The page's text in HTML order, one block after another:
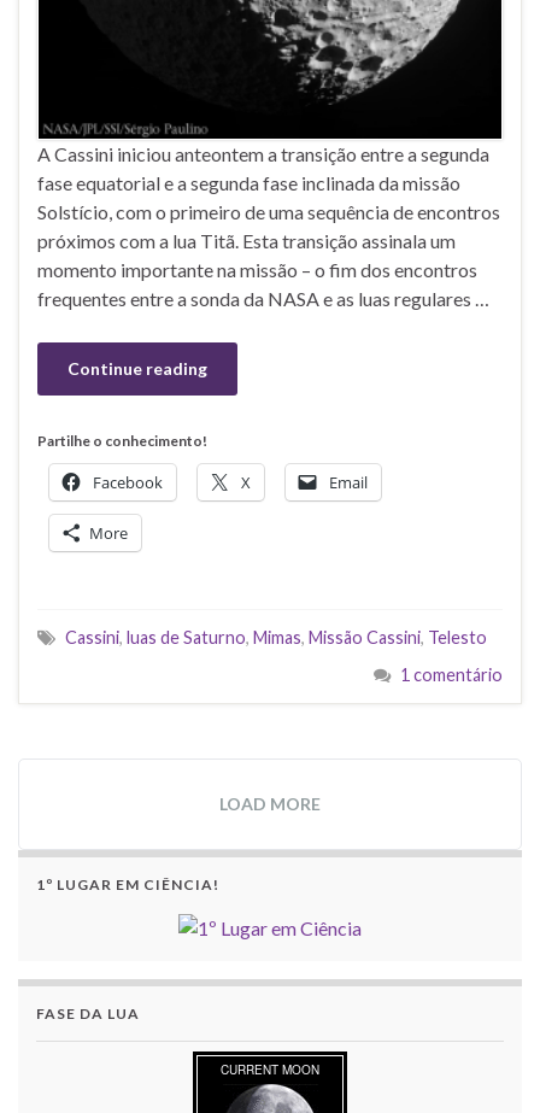
A Cassini iniciou anteontem a transição entre a segunda
fase equatorial e a segunda fase inclinada da missão
Solstício, com o primeiro de uma sequência de encontros
próximos com a lua Titã. Esta transição assinala um
momento importante na missão – o fim dos encontros
frequentes entre a sonda da NASA e as luas regulares …
Continue reading
Partilhe o conhecimento!
Facebook X Email
More
Cassini, luas de Saturno, Mimas, Missão Cassini, Telesto
1 comentário
LOAD MORE
1º LUGAR EM CIÊNCIA!
FASE DA LUA